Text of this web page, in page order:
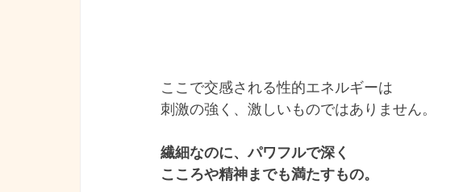
ここで交感される性的エネルギーは
刺激の強く、激しいものではありません。
繊細なのに、パワフルで深く
こころや精神までも満たすもの。